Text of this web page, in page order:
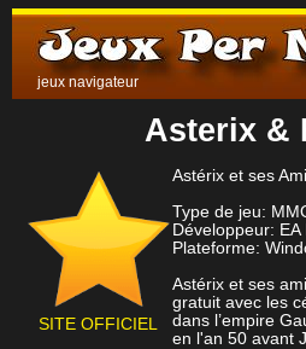
jeux navigateur
Asterix &
SITE OFFICIEL
Astérix et ses
Type de jeu:
Développeur:
Plateforme:
Astérix et ses
gratuit avec les
dans l’empire
en l'an 50 avant